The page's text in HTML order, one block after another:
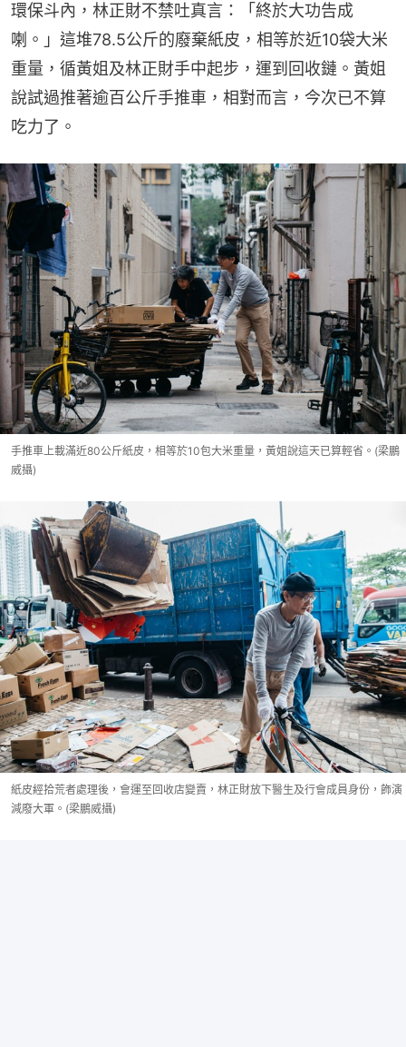
環保斗內，林正財不禁吐真言：「終於大功告成
喇。」這堆78.5公斤的廢棄紙皮，相等於近10袋大米
重量，循黃姐及林正財手中起步，運到回收鏈。黃姐
說試過推著逾百公斤手推車，相對而言，今次已不算
吃力了。
手推車上載滿近80公斤紙皮，相等於10包大米重量，黃姐說這天已算輕省。(梁鵬
威攝)
紙皮經拾荒者處理後，會運至回收店變賣，林正財放下醫生及行會成員身份，飾演
減廢大軍。(梁鵬威攝)